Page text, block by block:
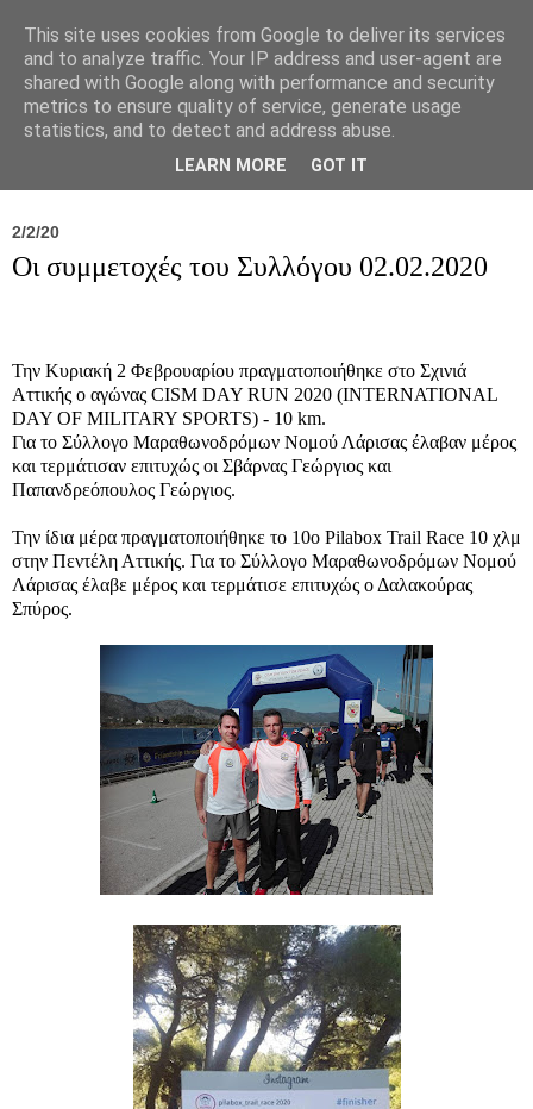
Σύλλογος Ιπποκράτειος
2/2/20
Οι συμμετοχές του Συλλόγου 02.02.2020
Την Κυριακή 2 Φεβρουαρίου πραγματοποιήθηκε στο Σχινιά
Αττικής ο αγώνας CISM DAY RUN 2020 (INTERNATIONAL
DAY OF MILITARY SPORTS) - 10 km.
Για το Σύλλογο Μαραθωνοδρόμων Νομού Λάρισας έλαβαν μέρος
και τερμάτισαν επιτυχώς οι Σβάρνας Γεώργιος και
Παπανδρεόπουλος Γεώργιος.
Την ίδια μέρα πραγματοποιήθηκε το 10ο Pilabox Trail Race 10 χλμ
στην Πεντέλη Αττικής. Για το Σύλλογο Μαραθωνοδρόμων Νομού
Λάρισας έλαβε μέρος και τερμάτισε επιτυχώς ο Δαλακούρας
Σπύρος.
This site uses cookies from Google to deliver its services
and to analyze traffic. Your IP address and user-agent are
shared with Google along with performance and security
metrics to ensure quality of service, generate usage
statistics, and to detect and address abuse.
LEARN MORE GOT IT